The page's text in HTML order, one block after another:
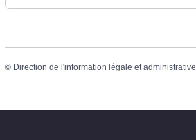
© Direction de l'information légale et administrative